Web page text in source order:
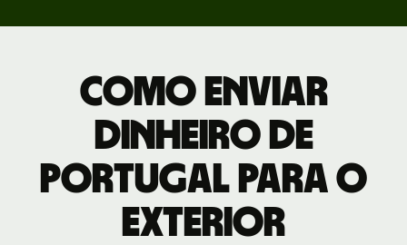
Como enviar
dinheiro de
Portugal para o
exterior